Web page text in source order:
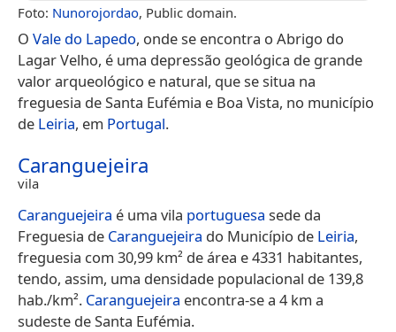
Foto: Nunorojordao, Public domain.
O Vale do Lapedo, onde se encontra o Abrigo do
Lagar Velho, é uma depressão geológica de grande
valor arqueológico e natural, que se situa na
freguesia de Santa Eufémia e Boa Vista, no município
de Leiria, em Portugal.
Caranguejeira
vila
Caranguejeira é uma vila portuguesa sede da
Freguesia de Caranguejeira do Município de Leiria,
freguesia com 30,99 km² de área e 4331 habitantes,
tendo, assim, uma densidade populacional de 139,8
hab./km². Caranguejeira encontra-se a 4 km a
sudeste de Santa Eufémia.